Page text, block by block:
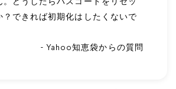
。どうしたらパスコードをリセッ
？できれば初期化はしたくないで
- Yahoo知恵袋からの質問